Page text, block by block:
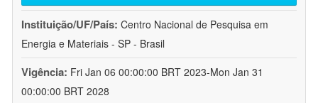
Instituição/UF/País: Centro Nacional de Pesquisa em
Energia e Materiais - SP - Brasil
Vigência: Fri Jan 06 00:00:00 BRT 2023-Mon Jan 31
00:00:00 BRT 2028